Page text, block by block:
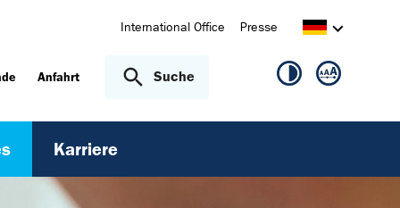
International Office Presse
Anfahrt Suche
Karriere